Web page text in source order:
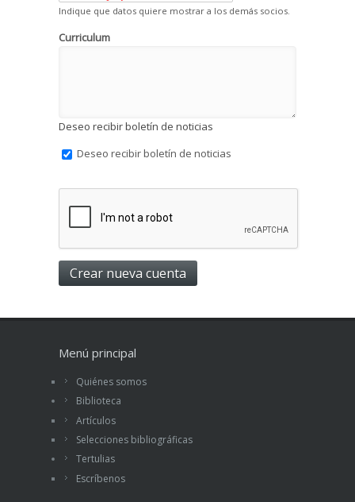
Indique que datos quiere mostrar a los demás socios.
Curriculum
Deseo recibir boletín de noticias
Deseo recibir boletín de noticias
Menú principal
Quiénes somos
Biblioteca
Artículos
Selecciones bibliográficas
Tertulias
Escríbenos